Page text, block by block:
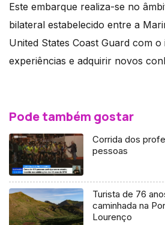
​Este embarque realiza-se no
bilateral estabelecido entre a
United States Coast Guard com
experiências e adquirir novos
Pode também gostar
Corrida dos
pessoas
Turista de 76
caminhada na
Lourenço